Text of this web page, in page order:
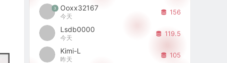
3 Ooxx32167
今天
156
Lsdb0000
今天
119.5
Kimi-L
昨天
105